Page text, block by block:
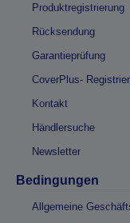
Produktregistrierung
Rücksendung
Garantieprüfung
CoverPlus-
Kontakt
Händlersuche
Newsletter
Bedingungen
Allgemeine